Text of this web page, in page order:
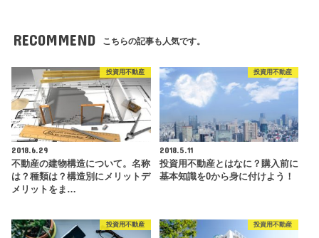
RECOMMEND こちらの記事も人気です。
投資用不動産
2018.6.29
不動産の建物構造について。名称
は？種類は？構造別にメリットデ
メリットをま…
投資用不動産
2018.5.11
投資用不動産とはなに？購入前に
基本知識を0から身に付けよう！
投資用不動産 投資用不動産